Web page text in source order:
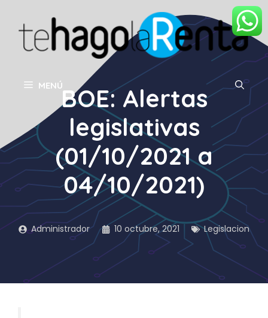
contenido
MENÚBOE: Alertas
legislativas
(01/10/2021 a
04/10/2021)
Administrador 10 octubre, 2021 Legislacion